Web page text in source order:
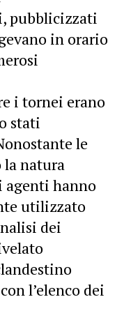
pubblicizzati
in orario
i tornei erano
stati
le
la natura
hanno
utilizzato
dei
l’elenco dei